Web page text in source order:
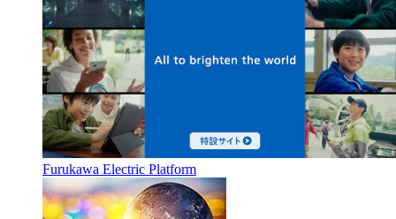
Furukawa Electric Platform